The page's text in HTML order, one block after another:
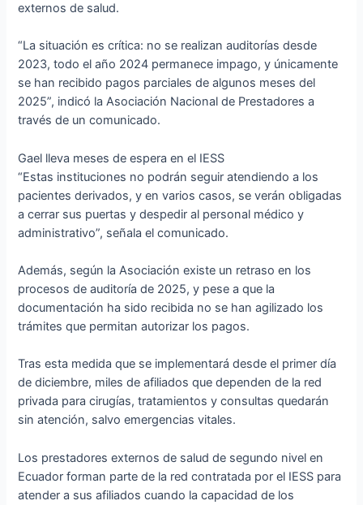
externos de salud.
“La situación es crítica: no se realizan auditorías desde
2023, todo el año 2024 permanece impago, y únicamente
se han recibido pagos parciales de algunos meses del
2025”, indicó la Asociación Nacional de Prestadores a
través de un comunicado.
Gael lleva meses de espera en el IESS
“Estas instituciones no podrán seguir atendiendo a los
pacientes derivados, y en varios casos, se verán obligadas
a cerrar sus puertas y despedir al personal médico y
administrativo”, señala el comunicado.
Además, según la Asociación existe un retraso en los
procesos de auditoría de 2025, y pese a que la
documentación ha sido recibida no se han agilizado los
trámites que permitan autorizar los pagos.
Tras esta medida que se implementará desde el primer día
de diciembre, miles de afiliados que dependen de la red
privada para cirugías, tratamientos y consultas quedarán
sin atención, salvo emergencias vitales.
Los prestadores externos de salud de segundo nivel en
Ecuador forman parte de la red contratada por el IESS para
atender a sus afiliados cuando la capacidad de los